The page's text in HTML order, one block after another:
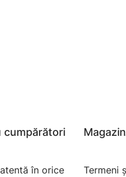
cumpărători
în orice
Termeni